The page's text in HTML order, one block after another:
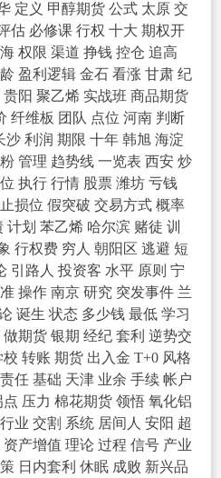
定义 甲醇期货 公式 太原 交
估 必修课 行权 十大 期权开
权限 渠道 挣钱 控仓 追高
盈利逻辑 金石 看涨 甘肃 纪
贵阳 聚乙烯 实战班 商品期货
纤维板 团队 点位 河南 判断
沙 利润 期限 十年 韩旭 海淀
管理 趋势线 一览表 西安 炒
执行 行情 股票 潍坊 亏钱
止损位 假突破 交易方式 概率
计划 苯乙烯 哈尔滨 赌徒 训
行权费 穷人 朝阳区 逃避 短
引路人 投资客 水平 原则 宁
操作 南京 研究 突发事件 兰
诞生 状态 多少钱 最低 学习
做期货 银期 经纪 套利 逆势交
校 转账 期货 出入金 T+0 风格
责任 基础 天津 业余 手续 帐户
点 压力 棉花期货 领悟 氧化铝
行业 交割 系统 居间人 安阳 超
资产增值 理论 过程 信号 产业
日内套利 休眠 成败 新兴品